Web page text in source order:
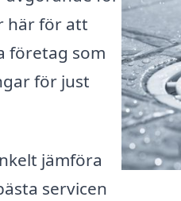
här för att
företag som
för just
jämföra
servicen